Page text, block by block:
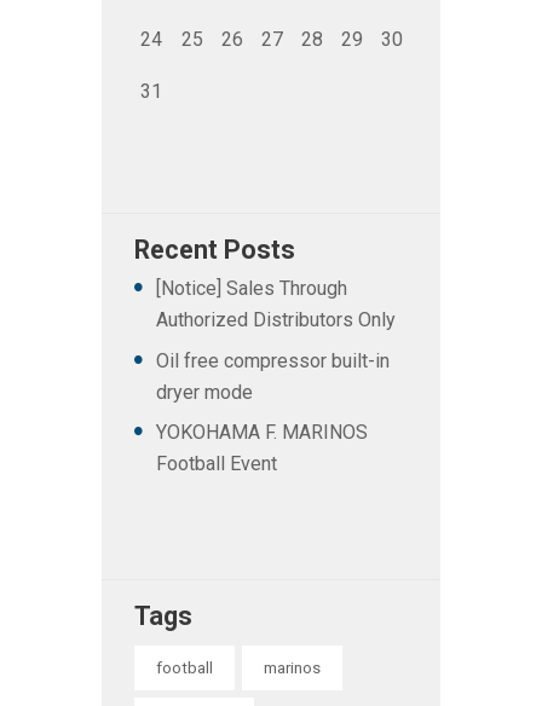
24 25 26 27 28 29 30
31
Recent Posts
[Notice] Sales Through
Authorized Distributors Only
Oil free compressor built-in
dryer mode
YOKOHAMA F. MARINOS
Football Event
Tags
football marinos